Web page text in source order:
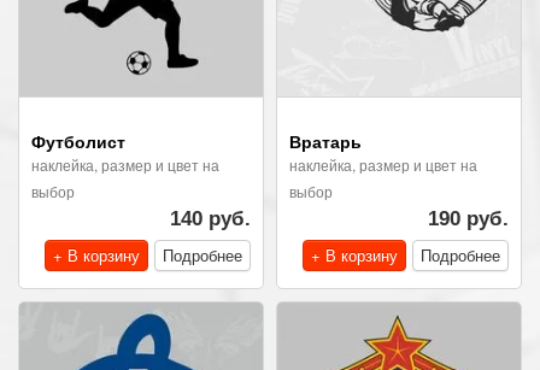
Футболист
наклейка, размер и цвет на
выбор
140 руб.
+ В корзину
Подробнее
Вратарь
наклейка, размер и цвет на
выбор
190 руб.
+ В корзину
Подробнее